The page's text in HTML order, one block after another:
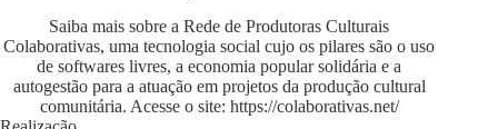
Saiba mais sobre a Rede de Produtoras Culturais
Colaborativas, uma tecnologia social cujo os pilares são o uso
de softwares livres, a economia popular solidária e a
autogestão para a atuação em projetos da produção cultural
comunitária. Acesse o site: https://colaborativas.net/